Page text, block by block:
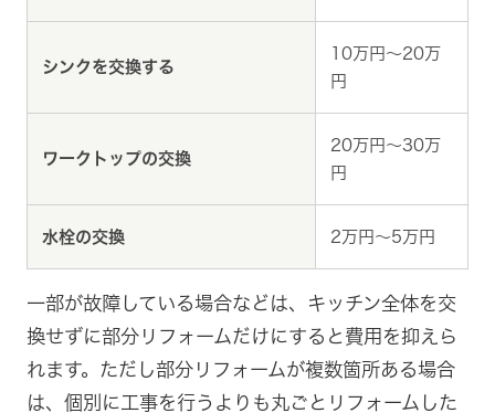
シンクを交換する
10万円～20万
円
ワークトップの交換
20万円～30万
円
水栓の交換 2万円～5万円
一部が故障している場合などは、キッチン全体を交
換せずに部分リフォームだけにすると費用を抑えら
れます。ただし部分リフォームが複数箇所ある場合
は、個別に工事を行うよりも丸ごとリフォームした